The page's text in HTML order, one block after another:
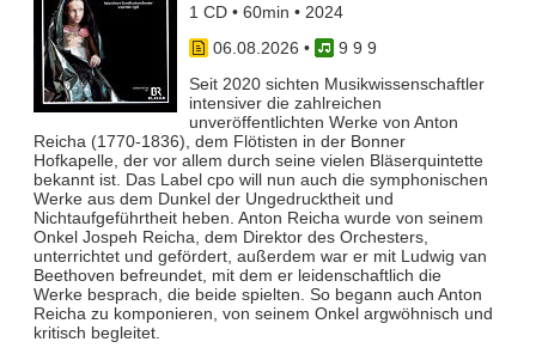
1 CD • 60min • 2024
06.08.2026 •
9 9 9
Seit 2020 sichten Musikwissenschaftler
intensiver die zahlreichen
unveröffentlichten Werke von Anton
Reicha (1770-1836), dem Flötisten in der Bonner
Hofkapelle, der vor allem durch seine vielen Bläserquintette
bekannt ist. Das Label cpo will nun auch die symphonischen
Werke aus dem Dunkel der Ungedrucktheit und
Nichtaufgeführtheit heben. Anton Reicha wurde von seinem
Onkel Jospeh Reicha, dem Direktor des Orchesters,
unterrichtet und gefördert, außerdem war er mit Ludwig van
Beethoven befreundet, mit dem er leidenschaftlich die
Werke besprach, die beide spielten. So begann auch Anton
Reicha zu komponieren, von seinem Onkel argwöhnisch und
kritisch begleitet.